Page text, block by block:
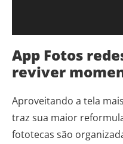
App Fotos
reviver
Aproveitando a tela
traz sua maior
fototecas são